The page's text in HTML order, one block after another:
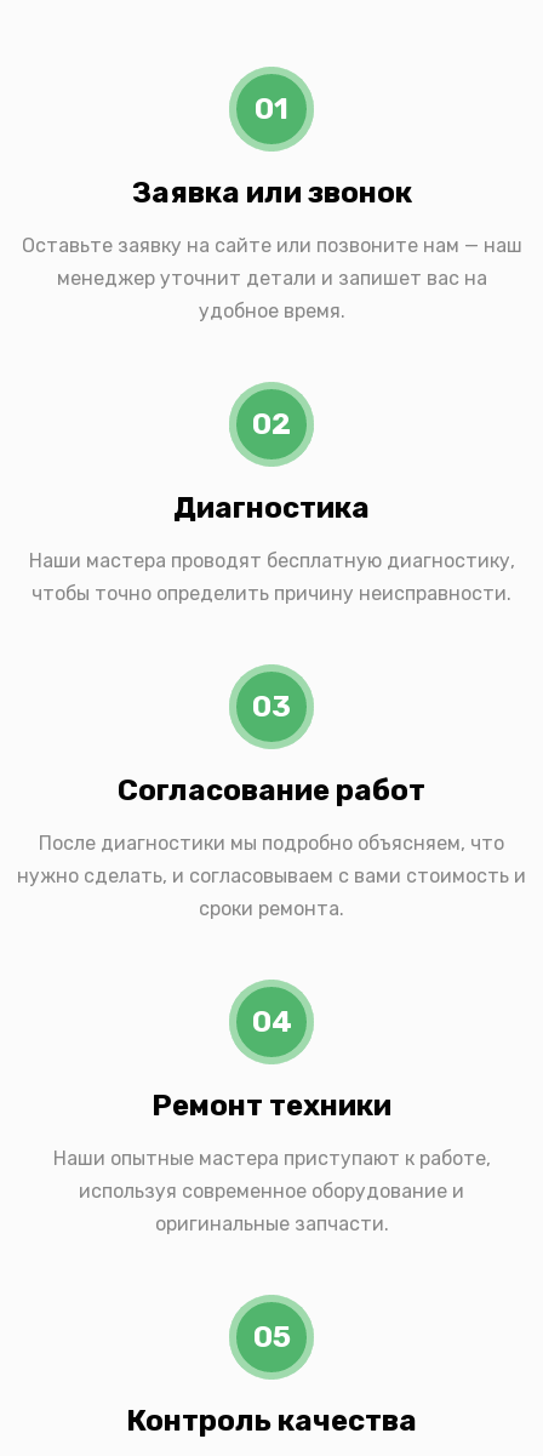
01
Заявка или звонок
Оставьте заявку на сайте или позвоните нам — наш
менеджер уточнит детали и запишет вас на
удобное время.
02
Диагностика
Наши мастера проводят бесплатную диагностику,
чтобы точно определить причину неисправности.
03
Согласование работ
После диагностики мы подробно объясняем, что
нужно сделать, и согласовываем с вами стоимость и
сроки ремонта.
04
Ремонт техники
Наши опытные мастера приступают к работе,
используя современное оборудование и
оригинальные запчасти.
05
Контроль качества